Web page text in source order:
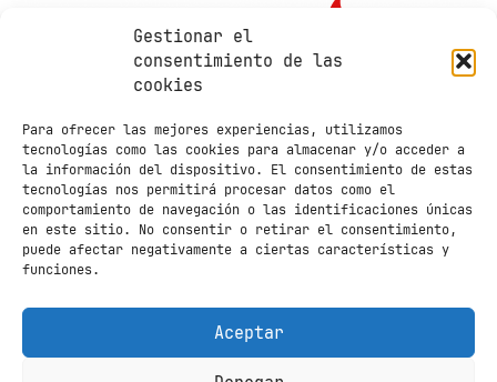
Gestionar el
consentimiento de las
cookies
Para ofrecer las mejores experiencias, utilizamos
tecnologías como las cookies para almacenar y/o acceder a
la información del dispositivo. El consentimiento de estas
tecnologías nos permitirá procesar datos como el
comportamiento de navegación o las identificaciones únicas
en este sitio. No consentir o retirar el consentimiento,
puede afectar negativamente a ciertas características y
funciones.
Aceptar
Contacto Aviso legal
Política de
Política de cookies